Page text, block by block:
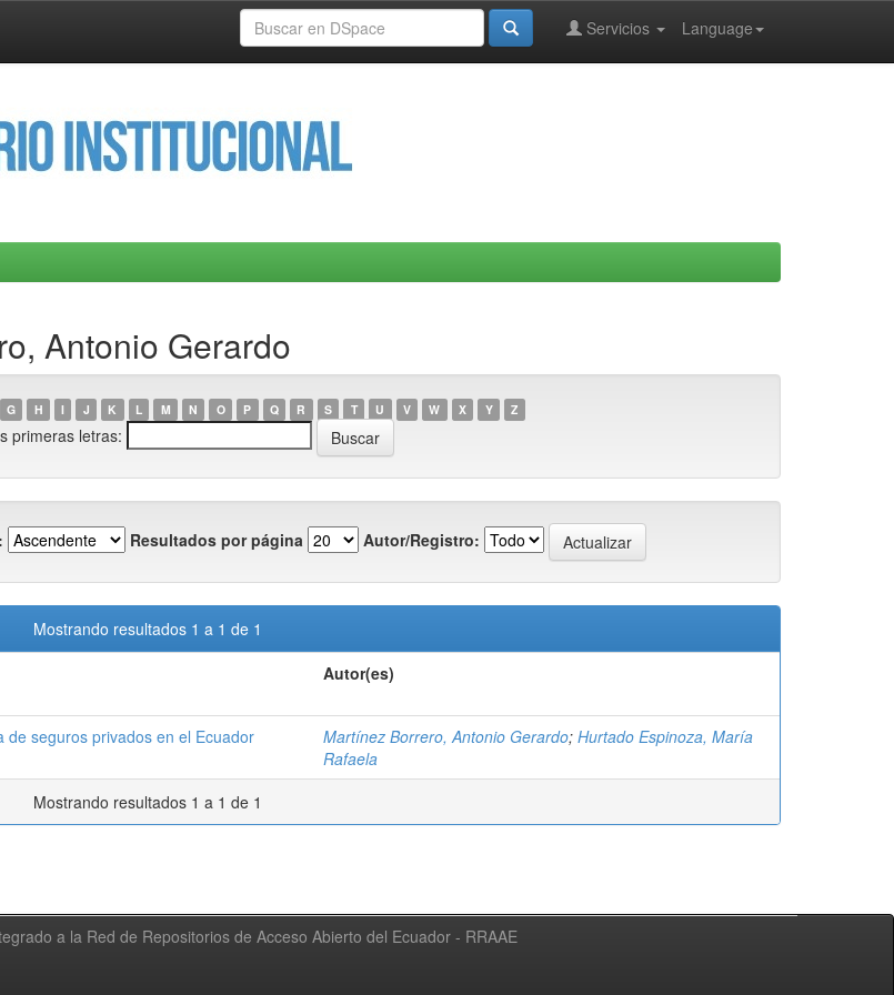
Language
Servicios
Antonio Gerardo
G H I J K L M N O P Q R S T U V W X Y Z
primeras letras:
Resultados por página Autor/Registro:
Mostrando resultados 1 a 1 de 1
Autor(es)
de seguros privados en el Ecuador Martínez Borrero, Antonio Gerardo; Hurtado Espinoza, María
Rafaela
Mostrando resultados 1 a 1 de 1
a la Red de Repositorios de Acceso Abierto del Ecuador - RRAAE